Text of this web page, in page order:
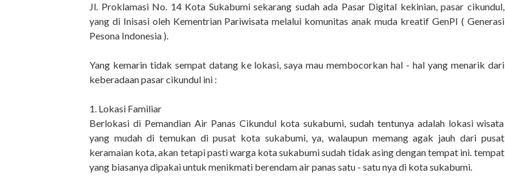
Jl. Proklamasi No. 14 Kota Sukabumi sekarang sudah ada Pasar Digital kekinian, pasar cikundul,
yang di Inisasi oleh Kementrian Pariwisata melalui komunitas anak muda kreatif GenPI ( Generasi
Pesona Indonesia ).
Yang kemarin tidak sempat datang ke lokasi, saya mau membocorkan hal - hal yang menarik dari
keberadaan pasar cikundul ini :
1. Lokasi Familiar
Berlokasi di Pemandian Air Panas Cikundul kota sukabumi, sudah tentunya adalah lokasi wisata
yang mudah di temukan di pusat kota sukabumi, ya, walaupun memang agak jauh dari pusat
keramaian kota, akan tetapi pasti warga kota sukabumi sudah tidak asing dengan tempat ini. tempat
yang biasanya dipakai untuk menikmati berendam air panas satu - satu nya di kota sukabumi.